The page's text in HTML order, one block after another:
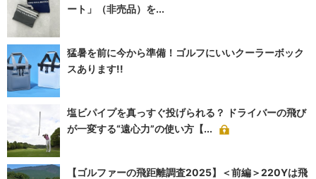
ート」（非売品）を...
猛暑を前に今から準備！ゴルフにいいクーラーボック
スあります!!
塩ビパイプを真っすぐ投げられる？ ドライバーの飛び
が一変する“遠心力”の使い方【...
【ゴルファーの飛距離調査2025】＜前編＞220Yは飛